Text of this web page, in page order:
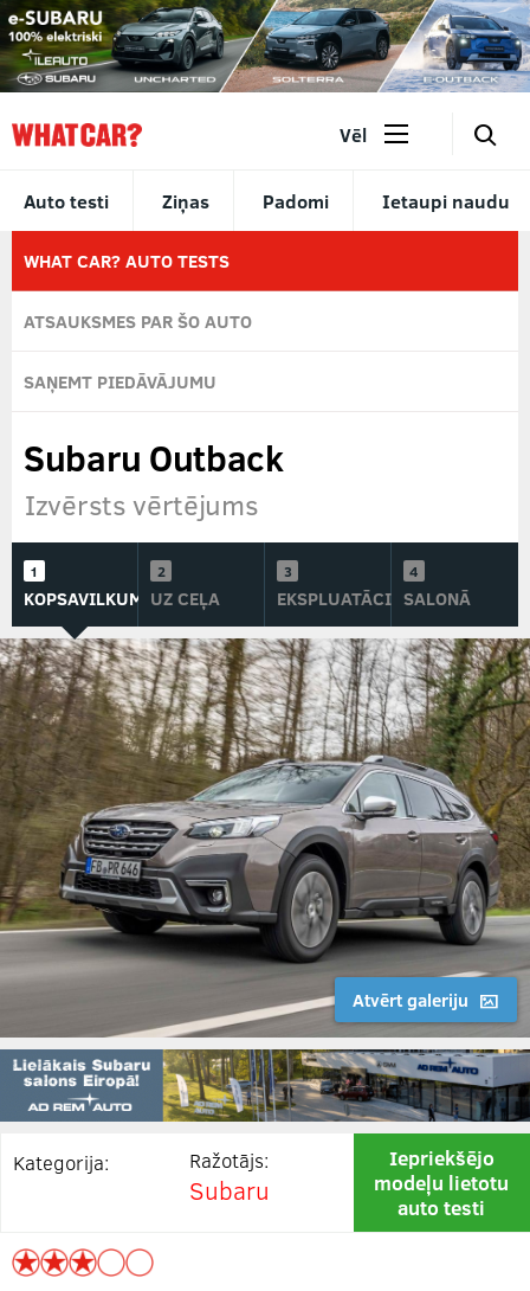
Auto testi Ziņas Padomi Ietaupi naudu
Vēl 🔎
WHAT CAR? AUTO TESTS
ATSAUKSMES PAR ŠO AUTO
SAŅEMT PIEDĀVĀJUMU
Subaru Outback
Izvērsts vērtējums
KOPSAVILKUMSUZ CEĻA EKSPLUATĀCIJĀSALONĀ
Atvērt galeriju
Kategorija: Ražotājs:
Subaru
Iepriekšējo
modeļu lietotu
auto testi